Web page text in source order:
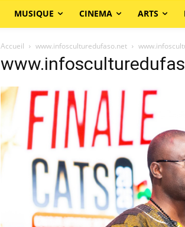
MUSIQUE CINEMA ARTS
Accueil www.infosculturedufaso.net